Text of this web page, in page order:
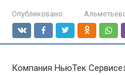
Опубликовано:
Компания НьюТек